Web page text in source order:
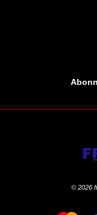
© 2026